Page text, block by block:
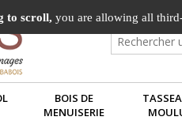
BOIS DE
MENUISERIE
to scroll, you are allowing all